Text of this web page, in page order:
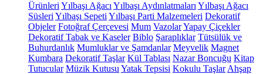
Ürünleri Yılbaşı Ağacı Yılbaşı Aydınlatmaları Yılbaşı Ağacı
Süsleri Yılbaşı Sepeti Yılbaşı Parti Malzemeleri Dekoratif
Objeler Fotoğraf Çerçevesi Mum VazolarYapay Çiçekler
Dekoratif Tabak ve Kaseler Biblo Şaraplıklar Tütsülük ve
Buhurdanlık Mumluklar ve Şamdanlar Meyvelik Magnet
Kumbara Dekoratif Taşlar Kül Tablası Nazar Boncuğu Kitap
Tutucular Müzik Kutusu Yatak Tepsisi Kokulu Taşlar Ahşap